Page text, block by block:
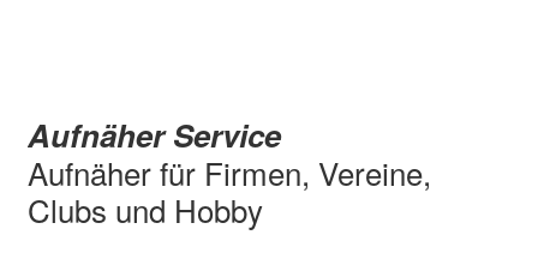
Aufnäher Service
Aufnäher für Firmen, Vereine,
Clubs und Hobby